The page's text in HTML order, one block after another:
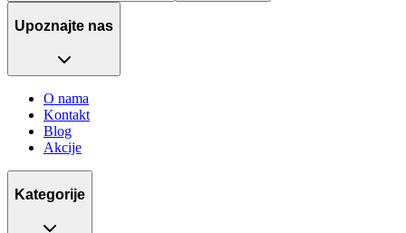
Upoznajte nas
O nama
Kontakt
Blog
Akcije
Kategorije